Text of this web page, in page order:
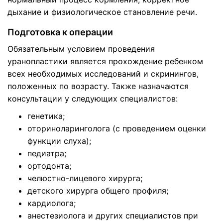
дыхание и физиологическое становление речи.
Подготовка к операции
Обязательным условием проведения
уранопластики является прохождение ребенком
всех необходимых исследований и скринингов,
положенных по возрасту. Также назначаются
консультации у следующих специалистов:
генетика;
оториноларинголога (с проведением оценки
функции слуха);
педиатра;
ортодонта;
челюстно-лицевого хирурга;
детского хирурга общего профиля;
кардиолога;
анестезиолога и других специалистов при